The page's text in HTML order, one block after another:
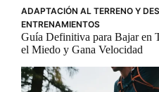
ADAPTACIÓN AL TERRENO Y
ENTRENAMIENTOS
Guía Definitiva para Bajar en
el Miedo y Gana Velocidad